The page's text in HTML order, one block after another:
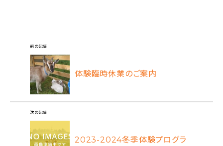
前の記事
体験臨時休業のご案内
次の記事
2023-2024冬季体験プログラ